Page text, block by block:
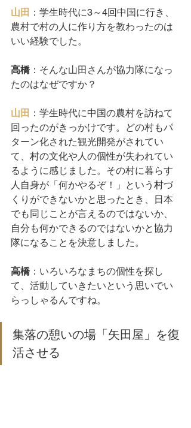
山田 ：学生時代に3～4回中国に行き、
農村で村の人に作り方を教わったのは
いい経験でした。
高橋：そんな山田さんが協力隊になっ
たのはなぜですか？
山田 ：学生時代に中国の農村を訪ねて
回ったのがきっかけです。どの村もパ
ターン化された観光開発がされてい
て、村の文化や人の個性が失われてい
るように感じました。その村に暮らす
人自身が「何かやるぞ！」という村づ
くりができないかと思ったとき、日本
でも同じことが言えるのではないか、
自分も何かできるのではないかと協力
隊になることを決意しました。
高橋：いろいろなまちの個性を探し
て、活動していきたいという思いでい
らっしゃるんですね。
集落の憩いの場「矢田屋」を復
活させる